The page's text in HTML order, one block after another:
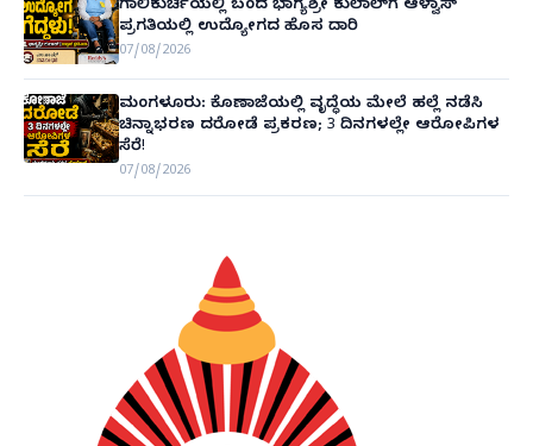
ಗಾಲಿಕುರ್ಚಿಯಲ್ಲಿ ಬಂದ ಭಾಗ್ಯಶ್ರೀ ಕುಲಾಲ್‌ಗೆ ಆಳ್ವಾಸ್
ಪ್ರಗತಿಯಲ್ಲಿ ಉದ್ಯೋಗದ ಹೊಸ ದಾರಿ
07/08/2026
ಮಂಗಳೂರು: ಕೊಣಾಜೆಯಲ್ಲಿ ವೃದ್ಧೆಯ ಮೇಲೆ ಹಲ್ಲೆ ನಡೆಸಿ
ಚಿನ್ನಾಭರಣ ದರೋಡೆ ಪ್ರಕರಣ; 3 ದಿನಗಳಲ್ಲೇ ಆರೋಪಿಗಳ
ಸೆರೆ!
07/08/2026